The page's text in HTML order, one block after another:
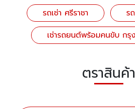
รถเช่า ศรีราชา
ร
เช่ารถยนต์พร้อมคนขับ กรุ
ตราสินค้า